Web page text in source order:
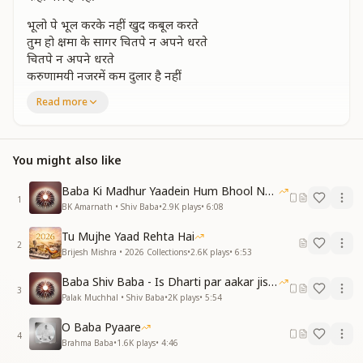
भूलो पे भूल करके नहीं खुद कबूल करते
तुम हो क्षमा के सागर चितपे न अपने धरते
चितपे न अपने धरते
करुणामयी नजरमें कम दुलार है नहीं
प्रभु आप की उदारता का पार है नहीं
ये चन्द्र सूर्य सारे धरती गगन सितारे
ये लुत्फ ये नजारे जलवे है सब तुम्हारे
जलवे है सब तुम्हारे
कैसे कहूं की होता है दीदार क्यों नहीं
दीदार क्यों नहीं
प्रभु आप की उदारता का पार है नहीं
कहीं पार है नहीं
रहते हो तुम कहीं पर रहती नजर है हमपर
वरदानी हाथ तुम्हारे रहते हमारे सिरपर
रहते हमारे सिरपर
सदा साथ को करे न क्यों साकार है नहीं
साकार है नहीं
Read more
You might also like
1
Baba Ki Madhur Yaadein Hum Bhool Nahi Paate
BK Amarnath • Shiv Baba•2.9K plays• 6:08
2
Tu Mujhe Yaad Rehta Hai
Brijesh Mishra • 2026 Collections•2.6K plays• 6:53
3
Baba Shiv Baba - Is Dharti par aakar jisne
Palak Muchhal • Shiv Baba•2K plays• 5:54
4
O Baba Pyaare
Brahma Baba•1.6K plays• 4:46